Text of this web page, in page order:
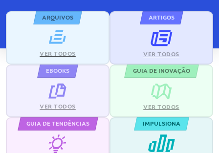
ARQUIVOS
VER TODOS
ARTIGOS
VER TODOS
EBOOKS
VER TODOS
GUIA DE INOVAÇÃO
VER TODOS
GUIA DE TENDÊNCIAS IMPULSIONA